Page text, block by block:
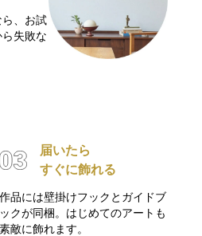
、お試
失敗な
届いたら
すぐに飾れる
作品には壁掛けフックとガイドブ
ックが同梱。はじめてのアートも
素敵に飾れます。